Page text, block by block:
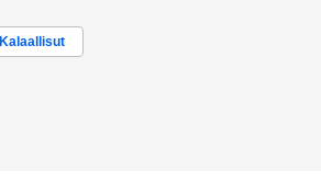
Kalaallisut